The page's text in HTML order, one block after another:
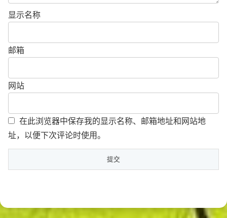
显示名称
邮箱
网站
在此浏览器中保存我的显示名称、邮箱地址和网站地
址，以便下次评论时使用。